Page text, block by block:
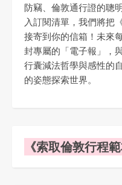
防竊、倫敦通行證的聰
入訂閱清單，我們將把
接寄到你的信箱！未來
封專屬的「電子報」，
行囊減法哲學與感性的
的姿態探索世界。
《索取倫敦行程範